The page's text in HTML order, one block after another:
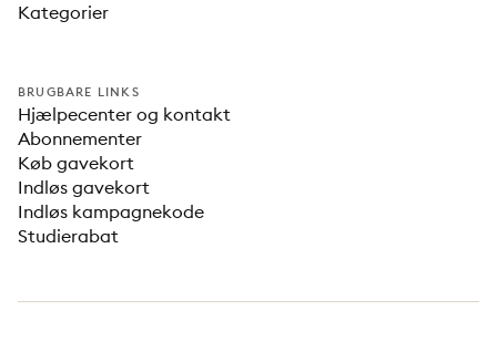
Kategorier
BRUGBARE LINKS
Hjælpecenter og kontakt
Abonnementer
Køb gavekort
Indløs gavekort
Indløs kampagnekode
Studierabat